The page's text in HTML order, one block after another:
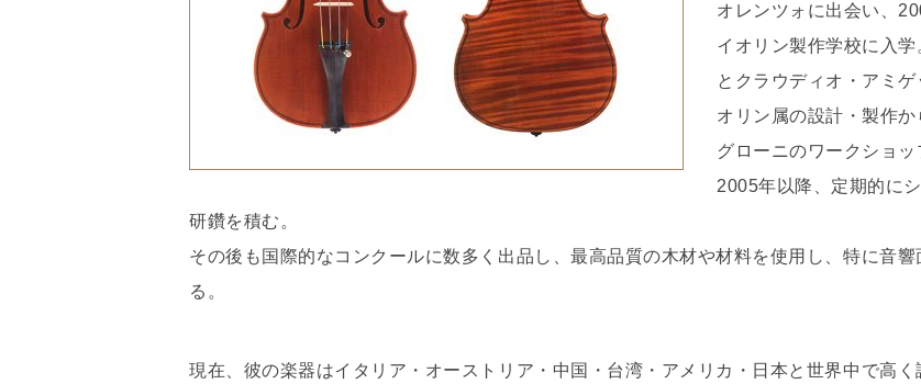
オレンツォに出会い、
イオリン製作学校に入
とクラウディオ・アミ
オリン属の設計・製作
グローニのワークショッ
2005年以降、定期的に
研鑽を積む。
その後も国際的なコンクールに数多く出品し、最高品質の木材や材料を使用し、特に音
る。
現在、彼の楽器はイタリア・オーストリア・中国・台湾・アメリカ・日本と世界中で高く